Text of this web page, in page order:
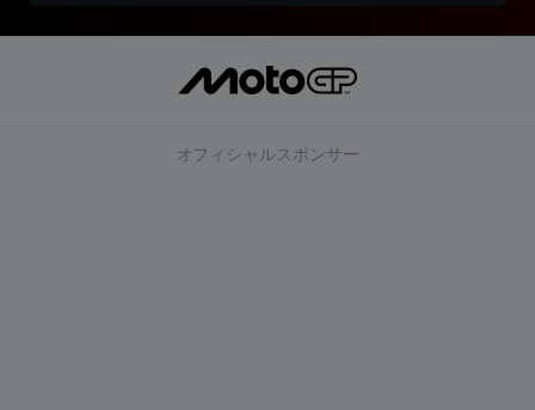
オフィシャルスポンサー